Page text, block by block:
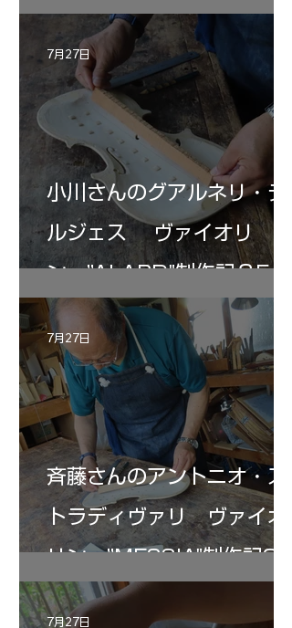
小川さんのグアルネリ・デ
ルジェス ヴァイオリ
ン ”ALARD"制作記３5
7月27日
斉藤さんのアントニオ・ス
トラディヴァリ ヴァイオ
リン ”MESSIA"制作記33
7月27日
7月27日